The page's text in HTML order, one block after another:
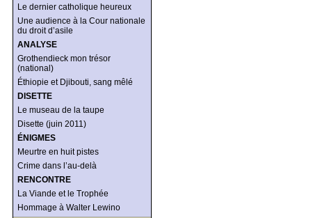
Le dernier catholique heureux
Une audience à la Cour nationale
du droit d’asile
ANALYSE
Grothendieck mon trésor
(national)
Éthiopie et Djibouti, sang mêlé
DISETTE
Le museau de la taupe
Disette (juin 2011)
ÉNIGMES
Meurtre en huit pistes
Crime dans l’au-delà
RENCONTRE
La Viande et le Trophée
Hommage à Walter Lewino